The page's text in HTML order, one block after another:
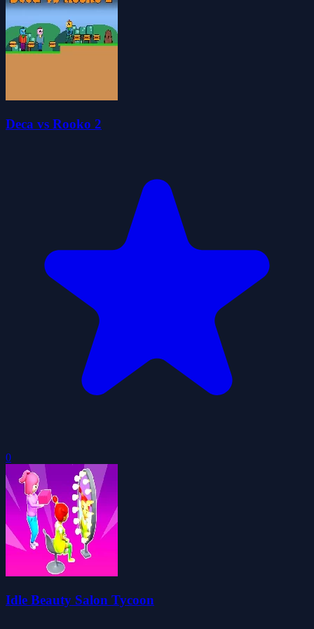
Deca vs Rooko 2
0
Idle Beauty Salon Tycoon